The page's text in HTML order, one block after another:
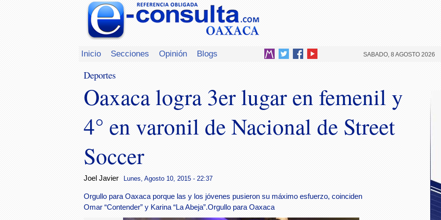
Inicio Secciones Opinión Blogs SABADO, 8 AGOSTO 2026
Deportes
Oaxaca logra 3er lugar en femenil y
4° en varonil de Nacional de Street
Soccer
Joel Javier Lunes, Agosto 10, 2015 - 22:37
Orgullo para Oaxaca porque las y los jóvenes pusieron su máximo esfuerzo, coinciden
Omar “Contender” y Karina “La Abeja”.Orgullo para Oaxaca